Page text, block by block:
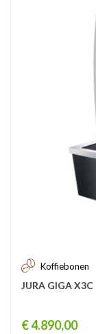
Koffiebonen
JURA GIGA X3C
Prijs
€ 4.890,00